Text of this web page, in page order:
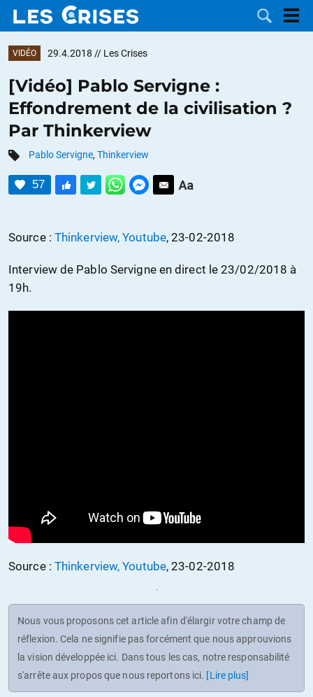
DOSSIERS
CATÉGORIES
MOTS CLÉS
DON
VIDÉO 29.4.2018 // Les Crises
[Vidéo] Pablo Servigne :
Effondrement de la civilisation ?
Par Thinkerview
Pablo Servigne, Thinkerview
57
Source : Thinkerview, Youtube, 23-02-2018
Interview de Pablo Servigne en direct le 23/02/2018 à
19h.
Source : Thinkerview, Youtube, 23-02-2018
Nous vous proposons cet article afin d'élargir votre champ de
réflexion. Cela ne signifie pas forcément que nous approuvions
la vision développée ici. Dans tous les cas, notre responsabilité
s'arrête aux propos que nous reportons ici. [Lire plus]